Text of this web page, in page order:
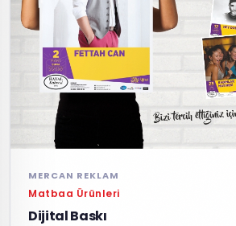
MERCAN REKLAM
Matbaa Ürünleri
Dijital Baskı